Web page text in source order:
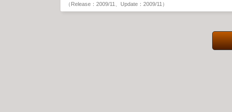
（Release：2009/11、Update：2009/11）